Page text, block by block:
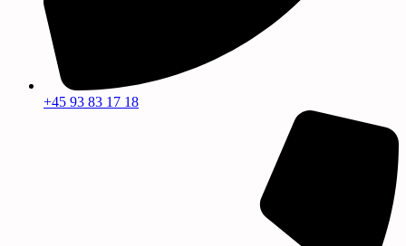
+45 93 83 17 18